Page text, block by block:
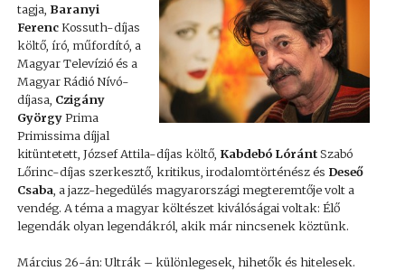
tagja, Baranyi
FerencKossuth-díjas
költő, író, műfordító, a
Magyar Televízió és a
Magyar Rádió Nívó-
díjasa, Czigány
GyörgyPrima
Primissima díjjal
kitüntetett, József Attila-díjas költő, Kabdebó LórántSzabó
Lőrinc-díjas szerkesztő, kritikus, irodalomtörténész és Deseő
Csaba, a jazz-hegedülés magyarországi megteremtője volt a
vendég. A téma a magyar költészet kiválóságai voltak: Élő
legendák olyan legendákról, akik már nincsenek köztünk.
Március 26-án: Ultrák – különlegesek, hihetők és hitelesek.